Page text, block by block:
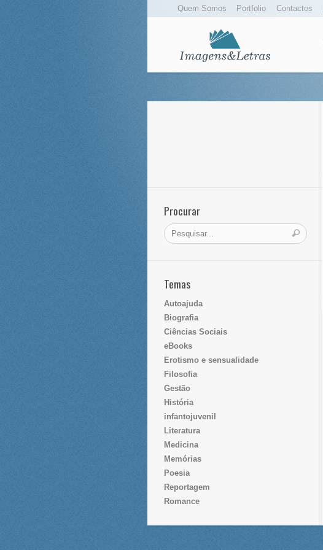
Quem Somos Portfolio Contactos
Procurar
Temas
Autoajuda
Biografia
Ciências Sociais
eBooks
Erotismo e sensualidade
Filosofia
Gestão
História
infantojuvenil
Literatura
Medicina
Memórias
Poesia
Reportagem
Romance